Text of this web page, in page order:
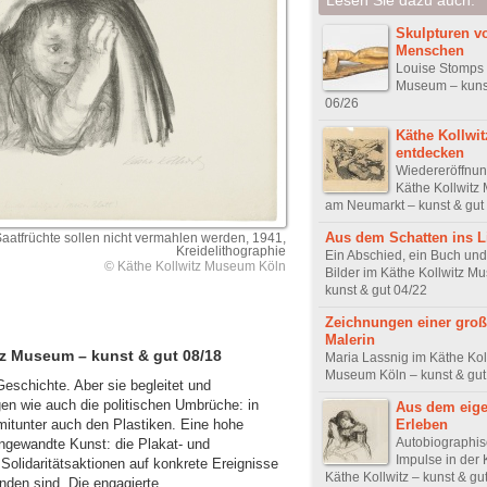
sollen nicht vermahlen werden, 1941,
Kreidelithographie
© Käthe Kollwitz Museum Köln
Museum – kunst & gut 08/18
Aber sie begleitet und
wie auch die politischen Umbrüche: in
auch den Plastiken. Eine hohe
Kunst: die Plakat- und
auf konkrete Ereignisse
sind. Die engagierte
Skulpturen
Menschen
Louise
Museum –
06/26
Käthe
entdecken
Käthe Kollwitz
am Neumarkt – kunst &
Aus dem Schatten ins
Ein Abschied, ein Buch
Bilder im Käthe Kollwitz
kunst & gut 04/22
Zeichnungen einer
Malerin
Maria Lassnig im Käthe
Museum Köln – kunst &
Aus dem
Erleben
Impulse in der
Käthe Kollwitz – kunst &